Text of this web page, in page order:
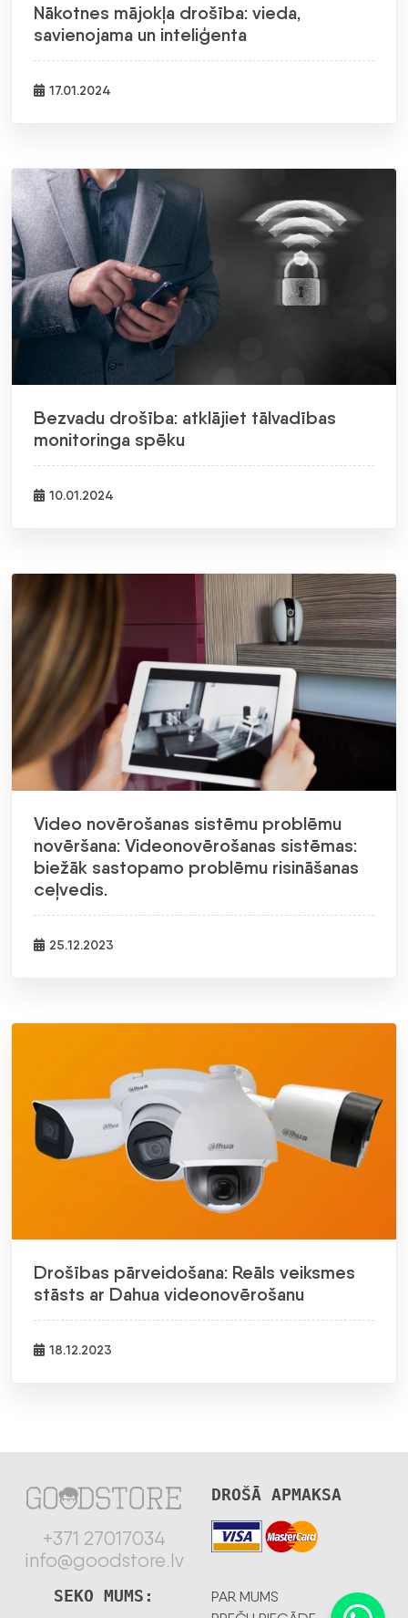
Nākotnes mājokļa drošība: vieda,
savienojama un inteliģenta
17.01.2024
Bezvadu drošība: atklājiet tālvadības
monitoringa spēku
10.01.2024
Video novērošanas sistēmu problēmu
novēršana: Videonovērošanas sistēmas:
biežāk sastopamo problēmu risināšanas
ceļvedis.
25.12.2023
Drošības pārveidošana: Reāls veiksmes
stāsts ar Dahua videonovērošanu
18.12.2023
+371 27017034
info@goodstore.lv
DROŠĀ APMAKSA
PAR MUMS
SEKO MUMS: